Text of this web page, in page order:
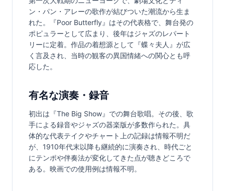
ン・パン・アレーの歌作が結びついた潮流から生ま
れた。『Poor Butterfly』はその代表格で、舞台発の
ポピュラーとして広まり、後年はジャズのレパート
リーに定着。作品の着想源として『蝶々夫人』が広
く言及され、当時の観客の異国情緒への関心とも呼
応した。
有名な演奏・録音
初出は『The Big Show』での舞台歌唱。その後、歌
手による録音やジャズの器楽版が多数作られた。具
体的な代表テイクやチャート上の記録は情報不明だ
が、1910年代末以降も継続的に演奏され、時代ごと
にテンポや伴奏法が変化してきた点が聴きどころで
ある。映画での使用例は情報不明。